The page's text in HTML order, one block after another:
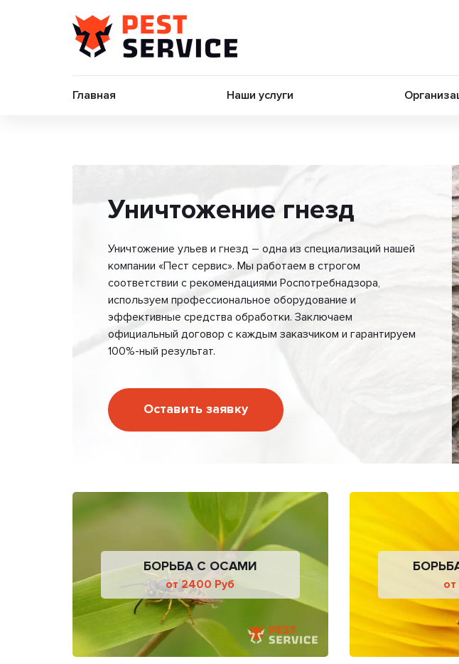
Главная Наши услуги
Уничтожение гнезд
Уничтожение ульев и гнезд – одна из специализаций нашей
компании «Пест сервис». Мы работаем в строгом
соответствии с рекомендациями Роспотребнадзора,
используем профессиональное оборудование и
эффективные средства обработки. Заключаем
официальный договор с каждым заказчиком и гарантируем
100%-ный результат.
Оставить заявку
БОРЬБА С ОСАМИ
от 2400 Руб